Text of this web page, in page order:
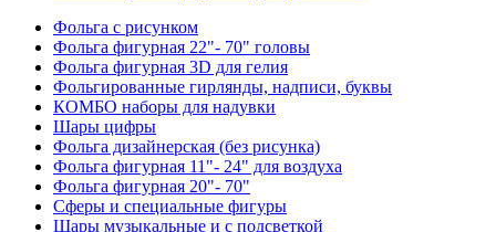
Фольга с рисунком
Фольга фигурная 22"- 70" головы
Фольга фигурная 3D для гелия
Фольгированные гирлянды, надписи, буквы
КОМБО наборы для надувки
Шары цифры
Фольга дизайнерская (без рисунка)
Фольга фигурная 11"- 24" для воздуха
Фольга фигурная 20"- 70"
Сферы и специальные фигуры
Шары музыкальные и с подсветкой